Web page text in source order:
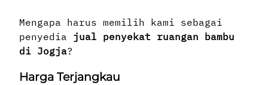
Mengapa harus memilih kami sebagai
penyedia jual penyekat ruangan bambu
di Jogja?
Harga Terjangkau